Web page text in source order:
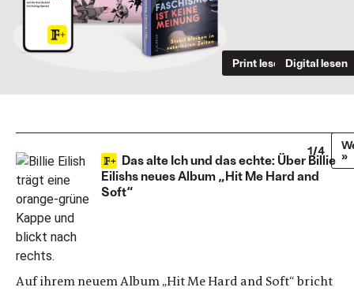
Print lesen Digital lesen
Das alte Ich und das echte: Über Billie
Eilishs neues Album „Hit Me Hard and
Soft“
Auf ihrem neuem Album „Hit Me Hard and Soft“ bricht
1/4
»